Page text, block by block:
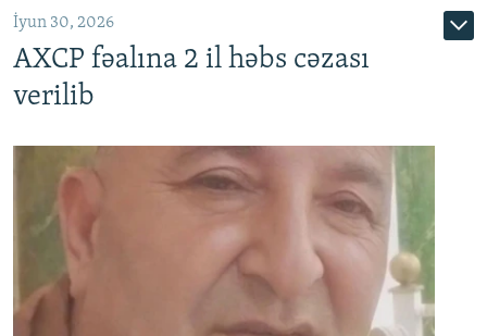
İyun 30, 2026
AXCP fəalına 2 il həbs cəzası
verilib